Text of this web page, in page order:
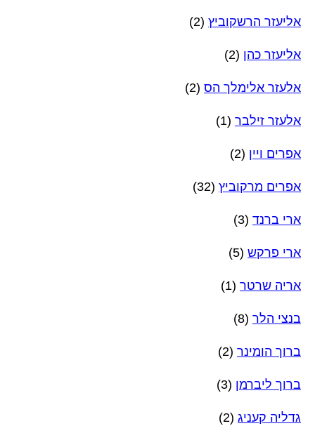
אליעזר הרשקוביץ (2)
אליעזר כהן (2)
אלעזר אלימלך הס (2)
אלעזר זילבר (1)
אפרים ויין (2)
אפרים מרקוביץ (32)
ארי ברנד (3)
ארי פרקש (5)
אריה שרטר (1)
בנצי הלר (8)
ברוך הומינר (2)
ברוך ליברמן (3)
גדליה קעניג (2)